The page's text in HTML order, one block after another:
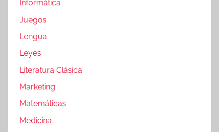
Informática
Juegos
Lengua
Leyes
Literatura Clásica
Marketing
Matemáticas
Medicina